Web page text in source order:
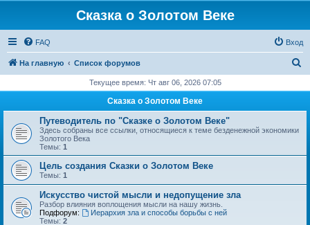
Сказка о Золотом Веке
FAQ Вход
На главную Список форумов
с
Текущее время: Чт авг 06, 2026 07:05
Сказка о Золотом Веке
Путеводитель по "Сказке о Золотом Веке"
Здесь собраны все ссылки, относящиеся к теме безденежной экономики
Золотого Века
Темы: 1
Цель создания Сказки о Золотом Веке
Темы: 1
Искусство чистой мысли и недопущение зла
Разбор влияния воплощения мысли на нашу жизнь.
Подфорум:
Иерархия зла и способы борьбы с ней
Темы: 2